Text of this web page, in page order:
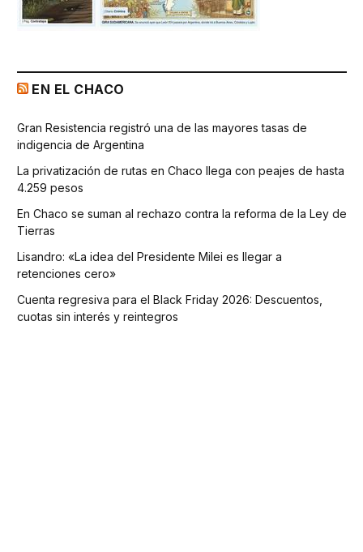
EN EL CHACO
Gran Resistencia registró una de las mayores tasas de
indigencia de Argentina
La privatización de rutas en Chaco llega con peajes de hasta
4.259 pesos
En Chaco se suman al rechazo contra la reforma de la Ley de
Tierras
Lisandro: «La idea del Presidente Milei es llegar a
retenciones cero»
Cuenta regresiva para el Black Friday 2026: Descuentos,
cuotas sin interés y reintegros